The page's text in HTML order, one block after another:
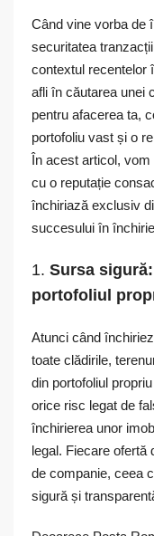
Când vine vorba de
securitatea
contextul recentelor
afli în căutarea unei
pentru afacerea ta,
portofoliu vast și o
În acest articol,
cu o reputație
închiriază exclusiv
succesului în
1. Sursa
portofoliul
Atunci când
toate clădirile,
din portofoliul
orice risc legat de
închirierea unor
legal. Fiecare ofertă
de companie, ceea
sigură și